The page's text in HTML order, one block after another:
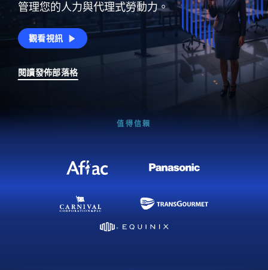
管理您的人力與代理式勞動力。
觀看視訊
閱讀發佈部落格
值得信賴